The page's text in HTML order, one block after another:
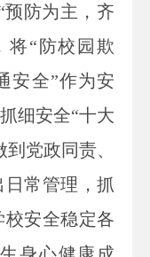
防为主，齐
将“防校园欺
安全”作为安
细安全“十大
党政同责、
常管理，抓
安全稳定各